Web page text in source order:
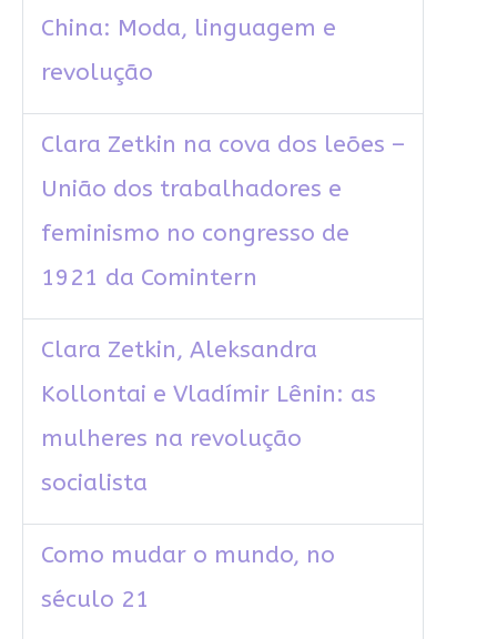
China: Moda, linguagem e
revolução
Clara Zetkin na cova dos leões –
União dos trabalhadores e
feminismo no congresso de
1921 da Comintern
Clara Zetkin, Aleksandra
Kollontai e Vladímir Lênin: as
mulheres na revolução
socialista
Como mudar o mundo, no
século 21